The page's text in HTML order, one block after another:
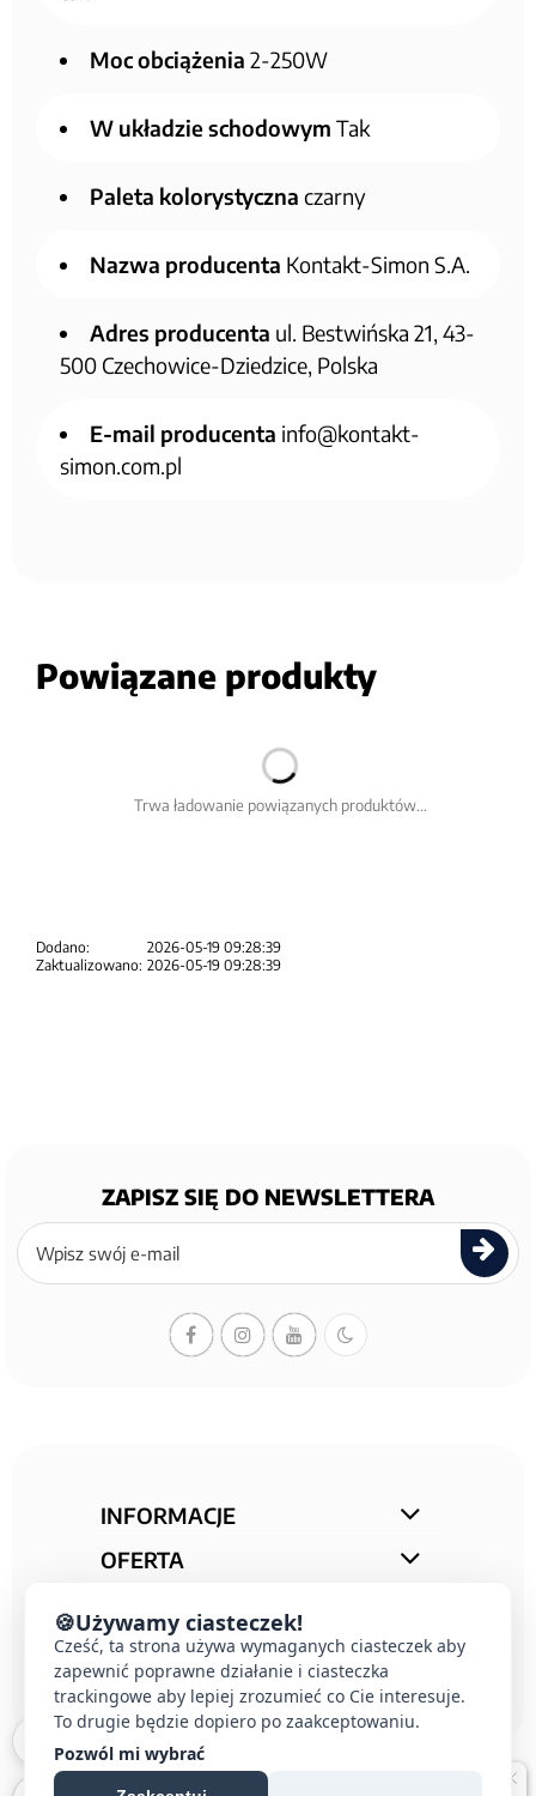
Moc obciążenia 2-250W
W układzie schodowym Tak
Paleta kolorystyczna czarny
Nazwa producenta Kontakt-Simon S.A.
Adres producenta ul. Bestwińska 21, 43-
500 Czechowice-Dziedzice, Polska
E-mail producenta info@kontakt-
simon.com.pl
Powiązane produkty
Trwa ładowanie powiązanych produktów...
Dodano:
2026-05-19 09:28:39
Zaktualizowano: 2026-05-19 09:28:39
ZAPISZ SIĘ DO NEWSLETTERA
Zapisz
się
newslettera
INFORMACJE
OFERTA
KONTAKT
🍪Używamy ciasteczek!
Cześć, ta strona używa wymaganych ciasteczek aby
zapewnić poprawne działanie i ciasteczka
trackingowe aby lepiej zrozumieć co Cie interesuje.
To drugie będzie dopiero po zaakceptowaniu.
Pozwól mi wybrać